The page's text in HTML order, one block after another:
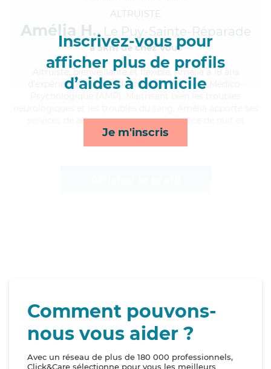
Inscrivez-vous pour
afficher plus de profils
d’aides à domicile
Je m'inscris
ALTRUISTE
Amélia H., Le Puy-Sainte-Réparade
à 5km de chez Vous
, bienveillante et flexible, Amélia a 18 ans
d'expérience et possède un diplôme d'Aide Médico-
services de activités, rappels, surveillance de nuit et
mobilité*
Comment pouvons-
nous vous aider ?
Avec un réseau de plus de 180 000 professionnels,
Click&Care sélectionne pour vous les meilleurs